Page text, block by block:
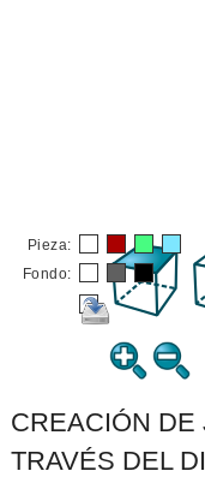
Pieza:
Fondo:
CREACIÓN DE
TRAVÉS DEL